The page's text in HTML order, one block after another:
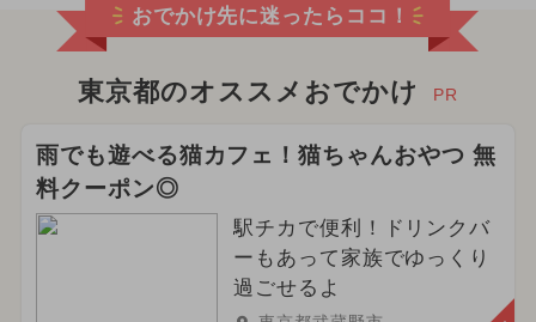
おでかけ先に迷ったらココ！
東京都のオススメおでかけ PR
雨でも遊べる猫カフェ！猫ちゃんおやつ 無
料クーポン◎
駅チカで便利！ドリンクバ
ーもあって家族でゆっくり
過ごせるよ